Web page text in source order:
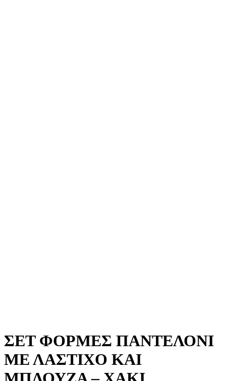
ΣΕΤ ΦΟΡΜΕΣ ΠΑΝΤΕΛΟΝΙ
ΜΕ ΛΑΣΤΙΧΟ ΚΑΙ